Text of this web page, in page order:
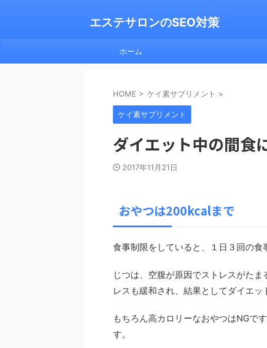
エステサロンのSEO対策
ホーム
HOME > ケイ素サプリメント >
ケイ素サプリメント
ダイエット中の間食
2017年11月21日
おやつは200kcalまで
食事制限をしていると、１日３回の食
じつは、空腹が原因でストレスがた
レスも緩和され、結果としてダイエッ
もちろん高カロリーなおやつはNGで
す。